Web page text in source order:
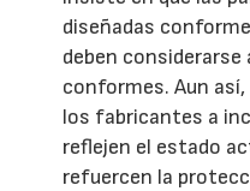
diseñadas
deben
conformes. Aun
los fabricantes a
reflejen el estado
refuercen la